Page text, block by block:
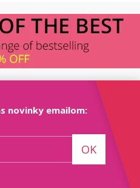
novinky emailom:
OK